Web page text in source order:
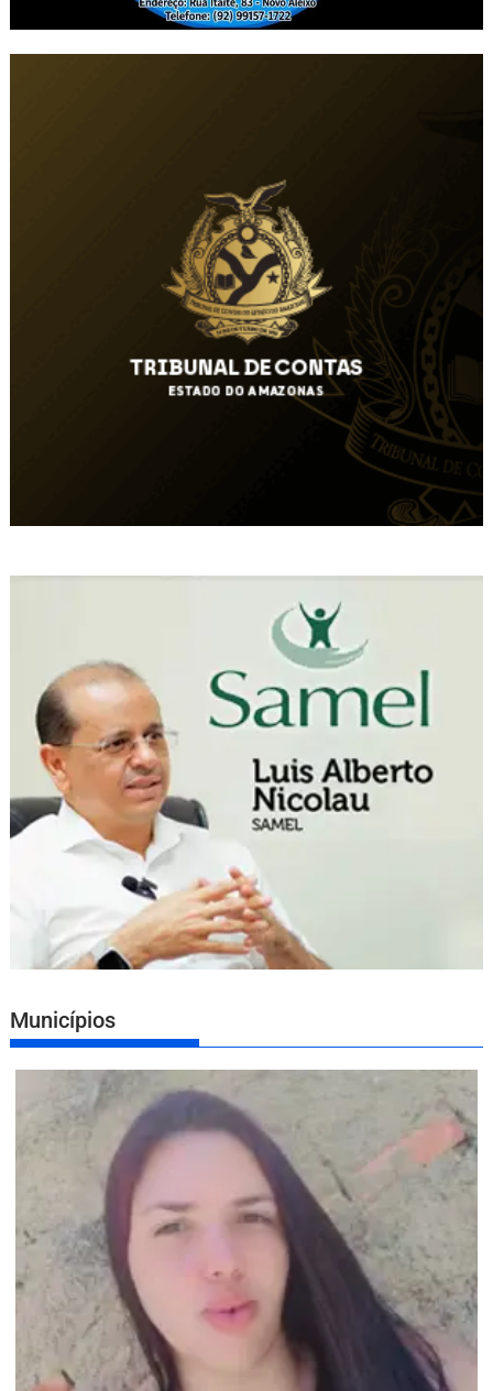
Municípios